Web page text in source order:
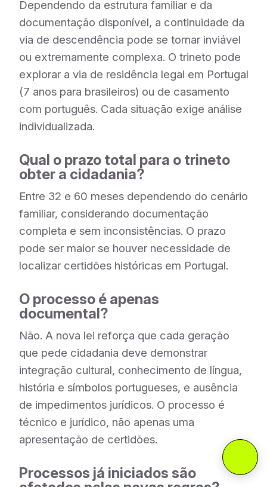
Dependendo da estrutura familiar e da
documentação disponível, a continuidade da
via de descendência pode se tornar inviável
ou extremamente complexa. O trineto pode
explorar a via de residência legal em Portugal
(7 anos para brasileiros) ou de casamento
com português. Cada situação exige análise
individualizada.
Qual o prazo total para o trineto
obter a cidadania?
Entre 32 e 60 meses dependendo do cenário
familiar, considerando documentação
completa e sem inconsistências. O prazo
pode ser maior se houver necessidade de
localizar certidões históricas em Portugal.
O processo é apenas
documental?
Não. A nova lei reforça que cada geração
que pede cidadania deve demonstrar
integração cultural, conhecimento de língua,
história e símbolos portugueses, e ausência
de impedimentos jurídicos. O processo é
técnico e jurídico, não apenas uma
apresentação de certidões.
Processos já iniciados são